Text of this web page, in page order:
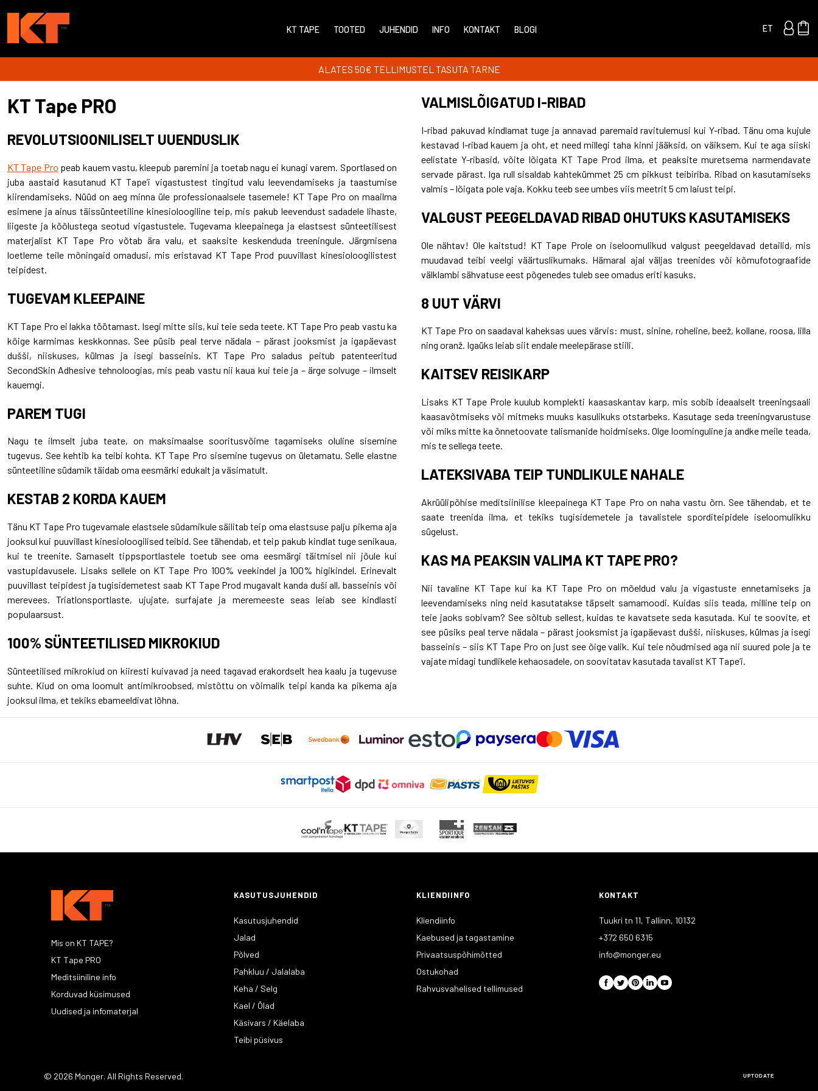
KT TAPE TOOTED JUHENDID INFO KONTAKT BLOGI ET
ALATES 50€ TELLIMUSTEL TASUTA TARNE
KT Tape PRO
REVOLUTSIOONILISELT UUENDUSLIK
KT Tape Pro peab kauem vastu, kleepub paremini ja toetab nagu ei kunagi varem. Sportlased on
juba aastaid kasutanud KT Tape’i vigastustest tingitud valu leevendamiseks ja taastumise
kiirendamiseks. Nüüd on aeg minna üle professionaalsele tasemele! KT Tape Pro on maailma
esimene ja ainus täissünteetiline kinesioloogiline teip, mis pakub leevendust sadadele lihaste,
liigeste ja kõõlustega seotud vigastustele. Tugevama kleepainega ja elastsest sünteetilisest
materjalist KT Tape Pro võtab ära valu, et saaksite keskenduda treeningule. Järgmisena
loetleme teile mõningaid omadusi, mis eristavad KT Tape Prod puuvillast kinesioloogilistest
teipidest.
TUGEVAM KLEEPAINE
KT Tape Pro ei lakka töötamast. Isegi mitte siis, kui teie seda teete. KT Tape Pro peab vastu ka
kõige karmimas keskkonnas. See püsib peal terve nädala – pärast jooksmist ja igapäevast
dušši, niiskuses, külmas ja isegi basseinis. KT Tape Pro saladus peitub patenteeritud
SecondSkin Adhesive tehnoloogias, mis peab vastu nii kaua kui teie ja – ärge solvuge – ilmselt
kauemgi.
PAREM TUGI
Nagu te ilmselt juba teate, on maksimaalse sooritusvõime tagamiseks oluline sisemine
tugevus. See kehtib ka teibi kohta. KT Tape Pro sisemine tugevus on ületamatu. Selle elastne
sünteetiline südamik täidab oma eesmärki edukalt ja väsimatult.
KESTAB 2 KORDA KAUEM
Tänu KT Tape Pro tugevamale elastsele südamikule säilitab teip oma elastsuse palju pikema aja
jooksul kui puuvillast kinesioloogilised teibid. See tähendab, et teip pakub kindlat tuge senikaua,
kui te treenite. Sarnaselt tippsportlastele toetub see oma eesmärgi täitmisel nii jõule kui
vastupidavusele. Lisaks sellele on KT Tape Pro 100% veekindel ja 100% higikindel. Erinevalt
puuvillast teipidest ja tugisidemetest saab KT Tape Prod mugavalt kanda duši all, basseinis või
merevees. Triatlonsportlaste, ujujate, surfajate ja meremeeste seas leiab see kindlasti
populaarsust.
100% SÜNTEETILISED MIKROKIUD
Sünteetilised mikrokiud on kiiresti kuivavad ja need tagavad erakordselt hea kaalu ja tugevuse
suhte. Kiud on oma loomult antimikroobsed, mistõttu on võimalik teipi kanda ka pikema aja
jooksul ilma, et tekiks ebameeldivat lõhna.
VALMISLÕIGATUD I-RIBAD
I-ribad pakuvad kindlamat tuge ja annavad paremaid ravitulemusi kui Y-ribad. Tänu oma kujule
kestavad I-ribad kauem ja oht, et need millegi taha kinni jääksid, on väiksem. Kui te aga siiski
eelistate Y-ribasid, võite lõigata KT Tape Prod ilma, et peaksite muretsema narmendavate
servade pärast. Iga rull sisaldab kahtekümmet 25 cm pikkust teibiriba. Ribad on kasutamiseks
valmis – lõigata pole vaja. Kokku teeb see umbes viis meetrit 5 cm laiust teipi.
VALGUST PEEGELDAVAD RIBAD OHUTUKS KASUTAMISEKS
Ole nähtav! Ole kaitstud! KT Tape Prole on iseloomulikud valgust peegeldavad detailid, mis
muudavad teibi veelgi väärtuslikumaks. Hämaral ajal väljas treenides või kõmufotograafide
välklambi sähvatuse eest põgenedes tuleb see omadus eriti kasuks.
8 UUT VÄRVI
KT Tape Pro on saadaval kaheksas uues värvis: must, sinine, roheline, beež, kollane, roosa, lilla
ning oranž. Igaüks leiab siit endale meelepärase stiili.
KAITSEV REISIKARP
Lisaks KT Tape Prole kuulub komplekti kaasaskantav karp, mis sobib ideaalselt treeningsaali
kaasavõtmiseks või mitmeks muuks kasulikuks otstarbeks. Kasutage seda treeningvarustuse
või miks mitte ka õnnetoovate talismanide hoidmiseks. Olge loominguline ja andke meile teada,
mis te sellega teete.
LATEKSIVABA TEIP TUNDLIKULE NAHALE
Akrüülipõhise meditsiinilise kleepainega KT Tape Pro on naha vastu õrn. See tähendab, et te
saate treenida ilma, et tekiks tugisidemetele ja tavalistele sporditeipidele iseloomulikku
sügelust.
KAS MA PEAKSIN VALIMA KT TAPE PRO?
Nii tavaline KT Tape kui ka KT Tape Pro on mõeldud valu ja vigastuste ennetamiseks ja
leevendamiseks ning neid kasutatakse täpselt samamoodi. Kuidas siis teada, milline teip on
teie jaoks sobivam? See sõltub sellest, kuidas te kavatsete seda kasutada. Kui te soovite, et
see püsiks peal terve nädala – pärast jooksmist ja igapäevast dušši, niiskuses, külmas ja isegi
basseinis – siis KT Tape Pro on just see õige valik. Kui teie nõudmised aga nii suured pole ja te
vajate midagi tundlikele kehaosadele, on soovitatav kasutada tavalist KT Tape’i.
Mis on KT TAPE?
KT Tape PRO
Meditsiiniline info
Korduvad küsimused
Uudised ja infomaterjal
KASUTUSJUHENDID
Kasutusjuhendid
Jalad
Põlved
Pahkluu / Jalalaba
Keha / Selg
Kael / Õlad
Käsivars / Käelaba
Teibi püsivus
KLIENDIINFO
Kliendiinfo
Kaebused ja tagastamine
Privaatsuspõhimõtted
Ostukohad
Rahvusvahelised tellimused
KONTAKT
Tuukri tn 11, Tallinn, 10132
+372 650 6315
info@monger.eu
© 2026 Monger. All Rights Reserved. UPTODATE